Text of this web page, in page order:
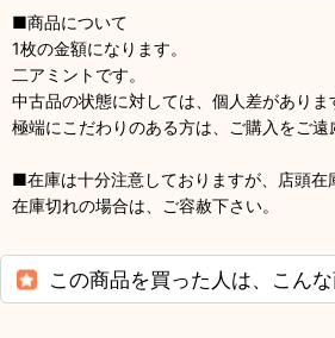
■商品について
1枚の金額になります。
二アミントです。
中古品の状態に対しては、個人差がありま
極端にこだわりのある方は、ご購入をご遠
■在庫は十分注意しておりますが、店頭在
在庫切れの場合は、ご容赦下さい。
この商品を買った人は、こん